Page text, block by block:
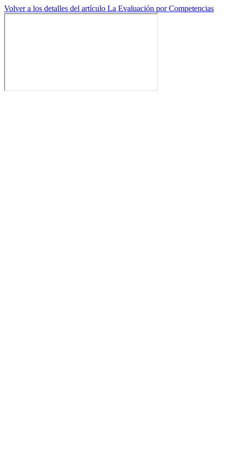
Volver a los detalles del artículo La Evaluación por Competencias